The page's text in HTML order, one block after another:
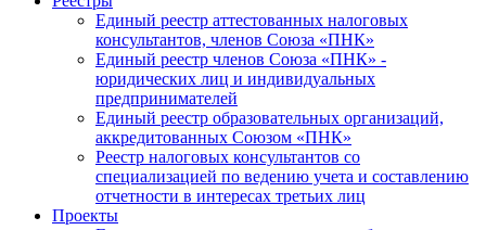
Единый реестр аттестованных налоговых
консультантов, членов Союза «ПНК»
Единый реестр членов Союза «ПНК» -
юридических лиц и индивидуальных
предпринимателей
Единый реестр образовательных организаций,
аккредитованных Союзом «ПНК»
Реестр налоговых консультантов со
специализацией по ведению учета и составлению
отчетности в интересах третьих лиц
Проекты